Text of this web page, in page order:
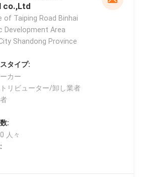
co.,Ltd
of Taiping Road Binhai
Development Area
Shandong Province
タイプ:
カー
リビューター/卸し業者
:
人々